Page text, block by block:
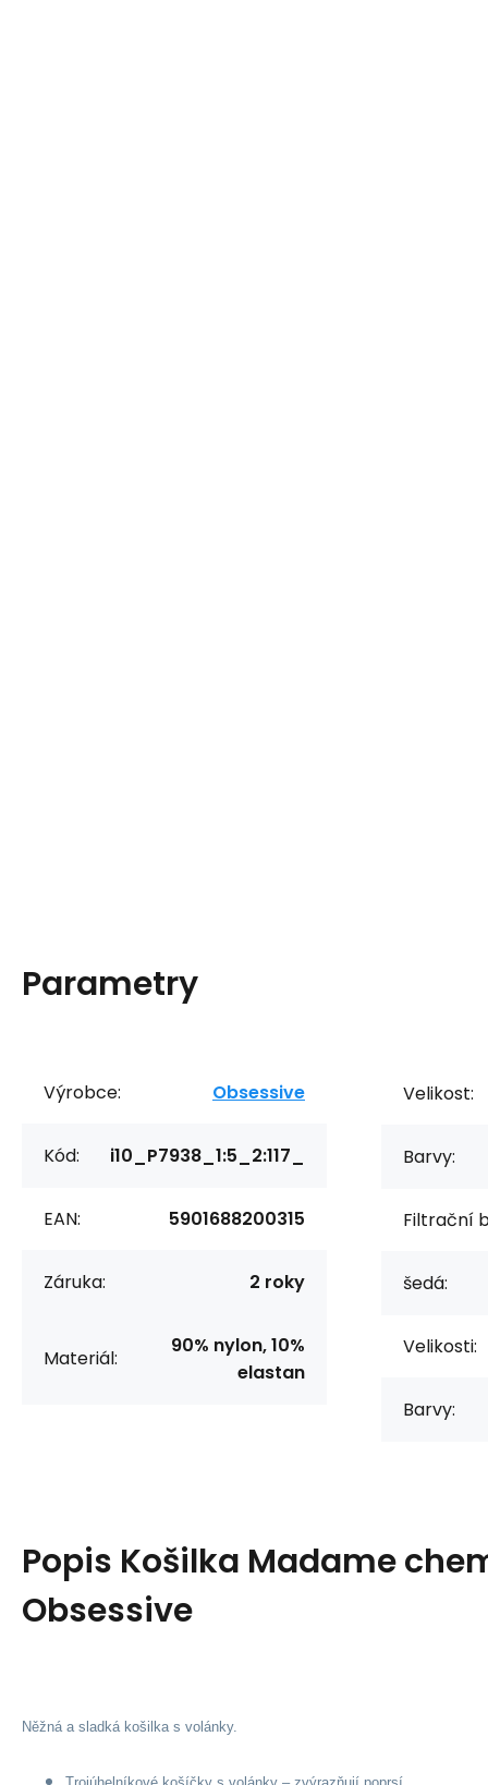
Parametry
Výrobce: Obsessive
Kód: i10_P7938_1:5_2:117_
EAN: 5901688200315
Záruka: 2 roky
Materiál:
90% nylon, 10%
elastan
Velikost:
Barvy:
Filtrační
šedá:
Velikosti:
Barvy:
Popis Košilka Madame
Obsessive
Něžná a sladká košilka s volánky.